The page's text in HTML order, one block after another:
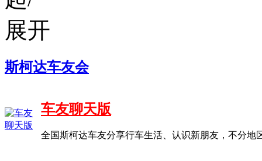
斯柯达车友会
车友聊天版
全国斯柯达车友分享行车生活、认识新朋友，不分地